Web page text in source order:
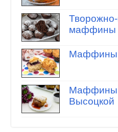
маффины
Маффины
Маффины
Высоцкой